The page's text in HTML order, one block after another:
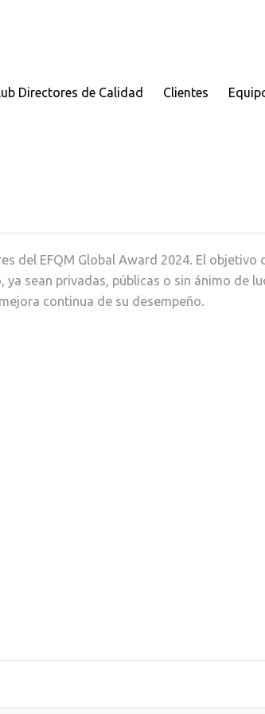
Directores de Calidad Clientes
del EFQM Global Award 2024. El objetivo
sean privadas, públicas o sin ánimo de
continua de su desempeño.